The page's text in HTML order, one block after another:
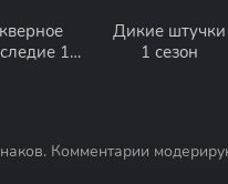
1
Дикие штучки
1 сезон
Комментарии